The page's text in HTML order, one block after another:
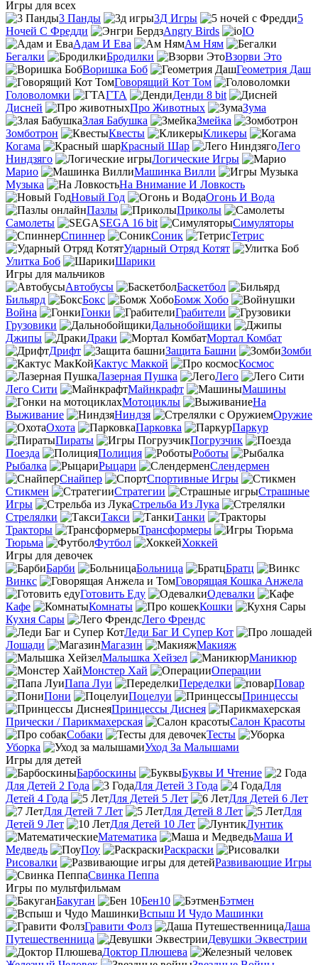
Игры для всех
3 Панды
3Д Игры
5
Ночей С Фредди
Angry Birds
IO
Адам И Ева
Ам Ням
Бегалки
Бродилки
Взорви Это
Воришка Боб
Геометрия Даш
Говорящий Кот Том
Головоломки
ГТА
Денди 8 bit
Дисней
Про Животных
Зума
Злая Бабушка
Змейка
Зомботрон
Квесты
Кликеры
Когама
Красный Шар
Лего
Ниндзяго
Логические Игры
Марио
Машинка Вилли
Музыка
На Внимание И Ловкость
Новый Год
Огонь И Вода
Пазлы
Приколы
Самолеты
SEGA 16 bit
Симуляторы
Спиннер
Соник
Тетрис
Ударный Отряд Котят
Улитка Боб
Шарики
Игры для мальчиков
Автобусы
Баскетбол
Бильярд
Бокс
Бомж Хобо
Война
Гонки
Грабители
Грузовики
Дальнобойщики
Джипы
Драки
Мортал Комбат
Дрифт
Защита Башни
Зомби
Кактус Маккой
Космос
Лазерная Пушка
Лего
Лего Сити
Майнкрафт
Машины
Мотоциклы
На
Выживание
Ниндзя
Оружие
Охота
Парковка
Паркур
Пираты
Погрузчик
Поезда
Полиция
Роботы
Рыбалка
Рыцари
Слендермен
Снайпер
Спортивные Игры
Стикмен
Стратегии
Страшные
Игры
Стрельба Из Лука
Стрелялки
Такси
Танки
Тракторы
Трансформеры
Тюрьма
Футбол
Хоккей
Игры для девочек
Барби
Больница
Братц
Винкс
Говорящая Кошка Анжела
Готовить Еду
Одевалки
Кафе
Комнаты
Кошки
Кухня Сары
Лего Френдс
Леди Баг И Супер Кот
Лошади
Магазин
Макияж
Малышка Хейзел
Маникюр
Монстер Хай
Операции
Папа Луи
Переделки
Повар
Пони
Поцелуи
Принцессы
Принцессы Диснея
Прически / Парикмахерская
Салон Красоты
Собаки
Тесты
Уборка
Уход За Малышами
Игры для детей
Барбоскины
Буквы И Чтение
Для Детей 2 Года
Для Детей 3 Года
Для
Детей 4 Года
Для Детей 5 Лет
Для Детей 6 Лет
Для Детей 7 Лет
Для Детей 8 Лет
Для
Детей 9 Лет
Для Детей 10 Лет
Лунтик
Математика
Маша И
Медведь
Поу
Раскраски
Рисовалки
Развивающие Игры
Свинка Пеппа
Игры по мультфильмам
Бакуган
Бен10
Бэтмен
Вспыш И Чудо Машинки
Гравити Фолз
Даша
Путешественница
Девушки Эквестрии
Доктор Плюшева